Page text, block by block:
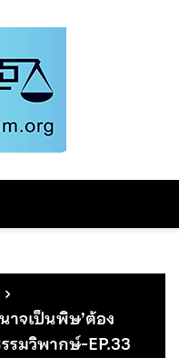
าจเป็นพิษ’ต้อง
รมวิพากษ์-EP.33